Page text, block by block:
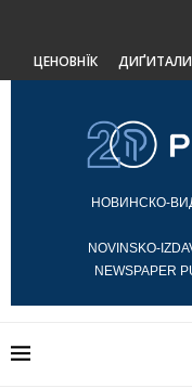
ЦЕНОВНЇК
НОВИНСКО-
NOVINSKO-
NEWSPAPER